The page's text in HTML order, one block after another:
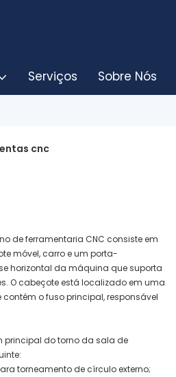
Serviços Sobre Nós
cnc
de ferramentaria CNC consiste em
móvel, carro e um porta-
horizontal da máquina que suporta
O cabeçote está localizado em uma
o fuso principal, responsável
principal do torno da sala de
torneamento de círculo externo;